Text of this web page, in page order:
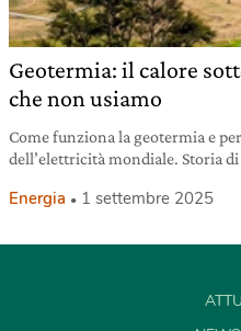
Geotermia: il calore
che non usiamo
Come funziona la geotermia e
dell’elettricità mondiale. Storia
Energia 1 settembre 2025